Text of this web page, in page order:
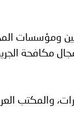
ومؤسسات
مكافحة
والمكتب